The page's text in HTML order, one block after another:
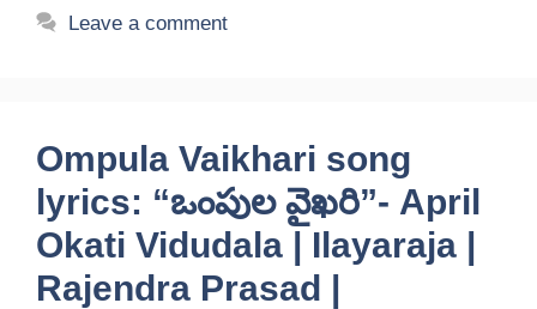
Leave a comment
Ompula Vaikhari song
lyrics: “ఒంపుల వైఖరి”- April
Okati Vidudala | Ilayaraja |
Rajendra Prasad |